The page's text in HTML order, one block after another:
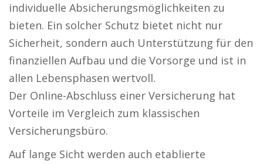
individuelle Absicherungsmöglichkeiten zu
bieten. Ein solcher Schutz bietet nicht nur
Sicherheit, sondern auch Unterstützung für den
finanziellen Aufbau und die Vorsorge und ist in
allen Lebensphasen wertvoll.
Der Online-Abschluss einer Versicherung hat
Vorteile im Vergleich zum klassischen
Versicherungsbüro.
Auf lange Sicht werden auch etablierte